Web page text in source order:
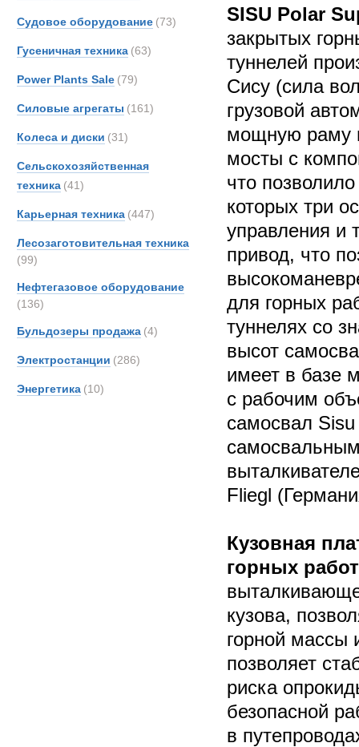
Судовое оборудование (73)
Гусеничная техника (63)
Power Plants Sale (79)
Силовые агрегаты (161)
Колеса и диски (31)
Сельскохозяйственная
техника (41)
Карьерная техника (447)
Лесозаготовительная техника
(99)
Нефтегазовое оборудование
(136)
Бульдозеры продажа (4)
Электростанции (286)
Энергетика (10)
SISU Polar
закрытых
туннелей
Сису (сила
грузовой
мощную раму
мосты с
что
которых три
управления и
привод, что
для горных
туннелях со
высот
имеет в базе
с рабочим
самосвал
Fliegl
Кузовная
горных
кузова,
горной массы
позволяет
риска
безопасной
в